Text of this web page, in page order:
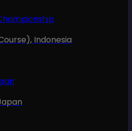
, Indonesia